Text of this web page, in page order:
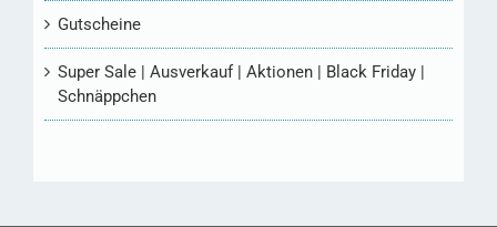
Gutscheine
Super Sale | Ausverkauf | Aktionen | Black Friday |
Schnäppchen